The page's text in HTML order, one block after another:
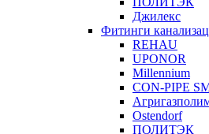
Джилекс
Фитинги
REHAU
UPONOR
Millennium
CON-PIPE
Ostendorf
ПОЛИТЭК